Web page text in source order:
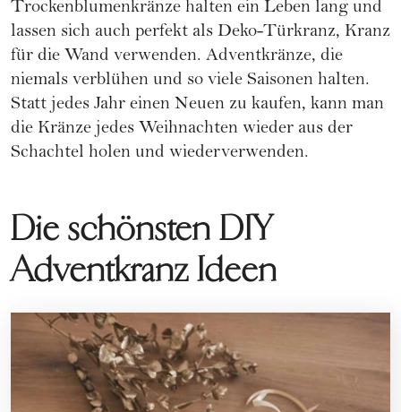
Trockenblumenkränze halten ein Leben lang und
lassen sich auch perfekt als Deko-Türkranz, Kranz
für die Wand verwenden. Adventkränze, die
niemals verblühen und so viele Saisonen halten.
Statt jedes Jahr einen Neuen zu kaufen, kann man
die Kränze jedes Weihnachten wieder aus der
Schachtel holen und wiederverwenden.
Die schönsten DIY
Adventkranz Ideen